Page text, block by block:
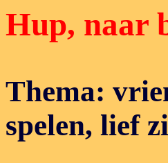
Hup, naar
Thema:
spelen, lief